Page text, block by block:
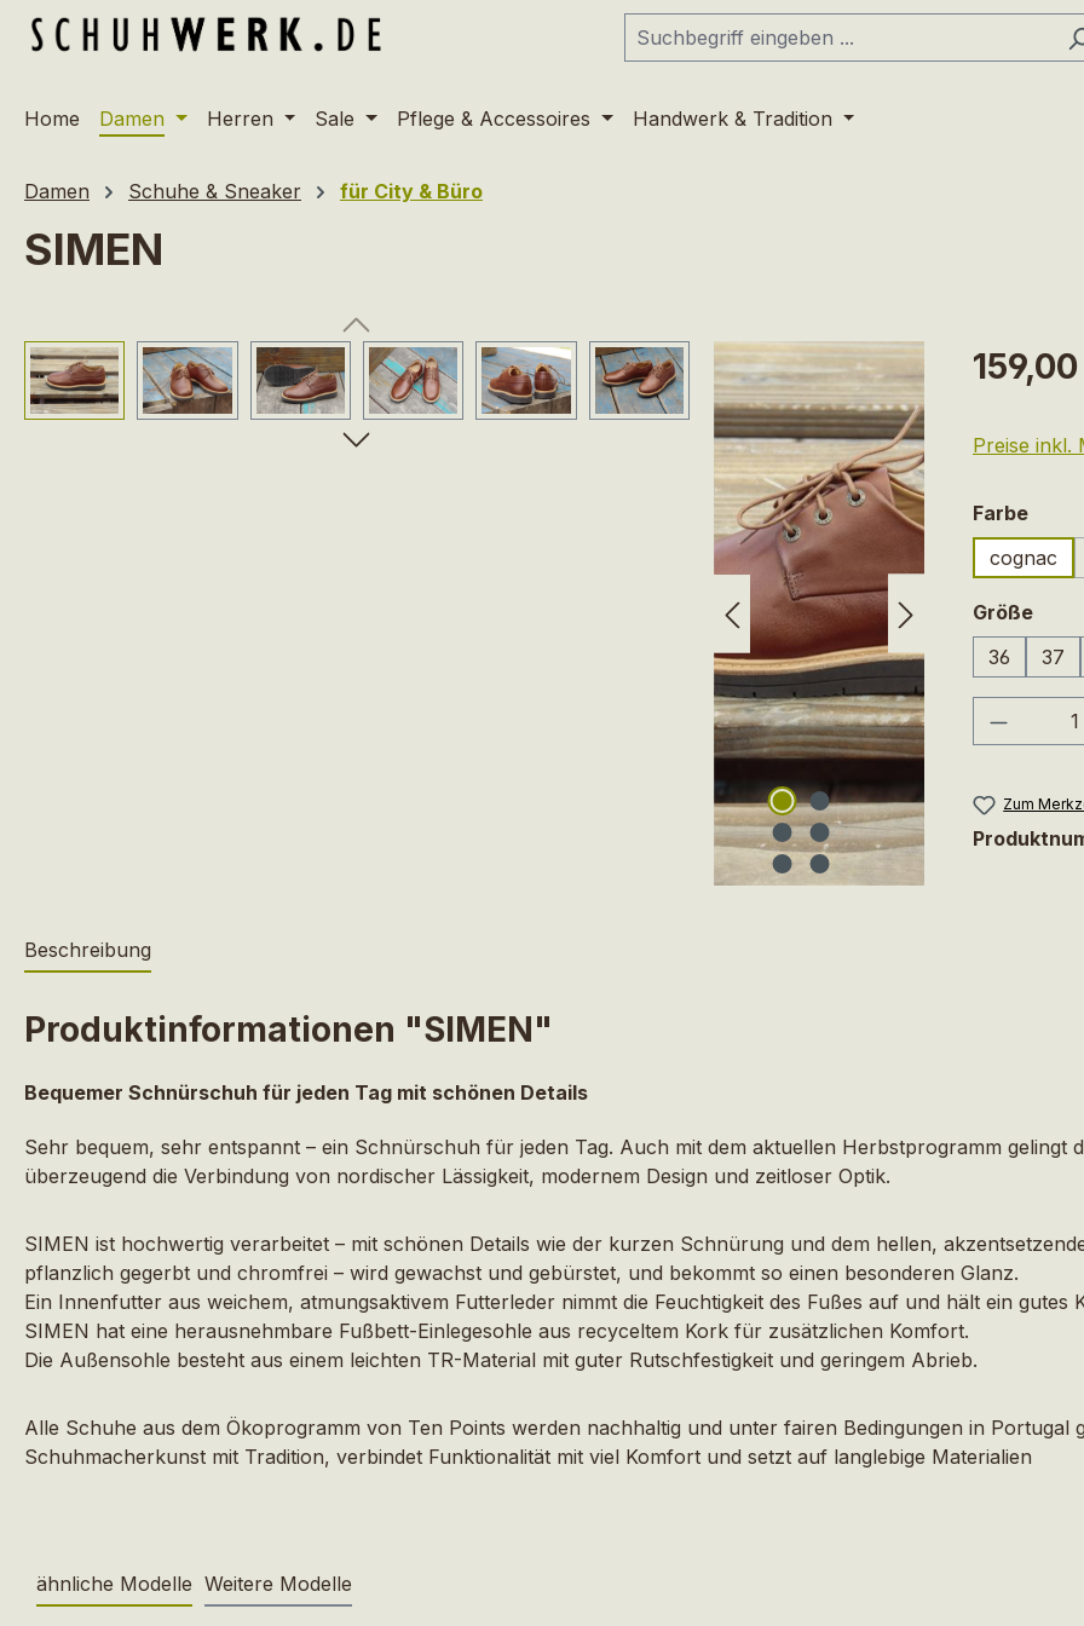
Hauptinhalt springen
Zur Suche springen
Zur Hauptnavigation springen
Home Damen Herren Sale Pflege & Accessoires Handwerk & Tradition
Damen Schuhe & Sneaker für City & Büro
SIMEN
Bildergalerie überspringen Regulärer
Preise inkl.
Farbe
cognac
Größe
36
37
Zum
Beschreibung
Produktinformationen "SIMEN"
Bequemer Schnürschuh für jeden Tag mit schönen Details
Sehr bequem, sehr entspannt – ein Schnürschuh für jeden Tag. Auch mit dem aktuellen Herbstprogramm gelingt
überzeugend die Verbindung von nordischer Lässigkeit, modernem Design und zeitloser Optik.
SIMEN ist hochwertig verarbeitet – mit schönen Details wie der kurzen Schnürung und dem hellen,
pflanzlich gegerbt und chromfrei – wird gewachst und gebürstet, und bekommt so einen besonderen Glanz.
Ein Innenfutter aus weichem, atmungsaktivem Futterleder nimmt die Feuchtigkeit des Fußes auf und hält ein gutes
SIMEN hat eine herausnehmbare Fußbett-Einlegesohle aus recyceltem Kork für zusätzlichen Komfort.
Die Außensohle besteht aus einem leichten TR-Material mit guter Rutschfestigkeit und geringem Abrieb.
Alle Schuhe aus dem Ökoprogramm von Ten Points werden nachhaltig und unter fairen Bedingungen in Portugal
Schuhmacherkunst mit Tradition, verbindet Funktionalität mit viel Komfort und setzt auf langlebige Materialien
ähnliche Modelle Weitere Modelle